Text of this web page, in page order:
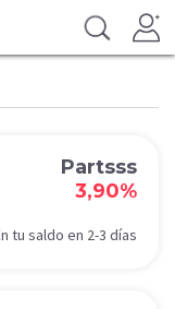
Partsss
3,90%
tu saldo en 2-3 días